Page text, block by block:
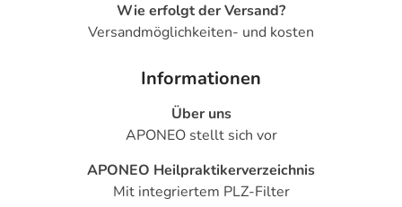
Wie erfolgt der Versand?
Versandmöglichkeiten- und kosten
Informationen
Über uns
APONEO stellt sich vor
APONEO Heilpraktikerverzeichnis
Mit integriertem PLZ-Filter